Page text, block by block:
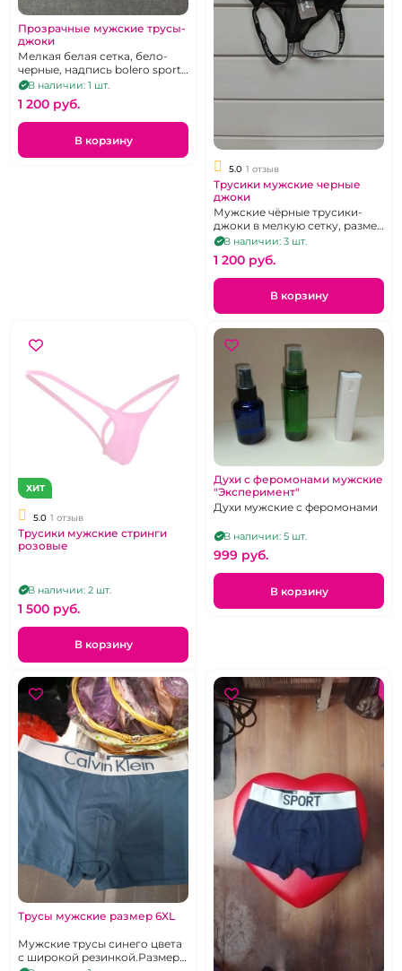
Прозрачные мужские трусы-
джоки
Мелкая белая сетка, бело-
черные, надпись bolero sport,
р-р 42-48
В наличии: 1 шт.
1 200 pуб.
В корзину
5.0 1 отзыв
Трусики мужские черные
джоки
Мужские чёрные трусики-
джоки в мелкую сетку, размер
44В наличии: 3 шт.
1 200 pуб.
В корзину
ХИТ
5.0 1 отзыв
Трусики мужские стринги
розовые
В наличии: 2 шт.
1 500 pуб.
В корзину
Духи с феромонами мужские
"Эксперимент"
Духи мужские с феромонами
В наличии: 5 шт.
999 pуб.
В корзину
Трусы мужские размер 6XL
Мужские трусы синего цвета
с широкой резинкой.Размер